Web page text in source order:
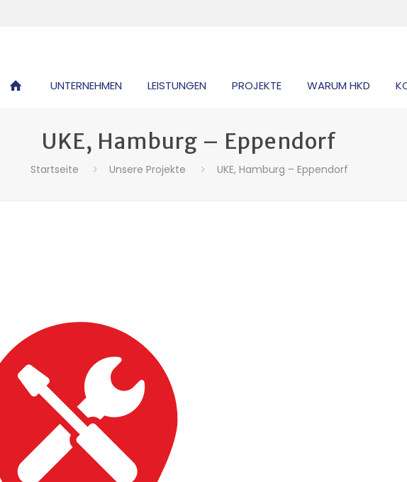
UNTERNEHMEN LEISTUNGEN PROJEKTE WARUM HKD
UKE, Hamburg – Eppendorf
Startseite Unsere Projekte UKE, Hamburg – Eppendorf